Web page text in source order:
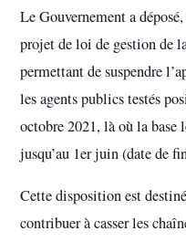
Le Gouvernement a
projet de loi de gestion de
permettant de suspendre
les agents publics testés
octobre 2021, là où la
jusqu’au 1er juin (date de
Cette disposition est
contribuer à casser les